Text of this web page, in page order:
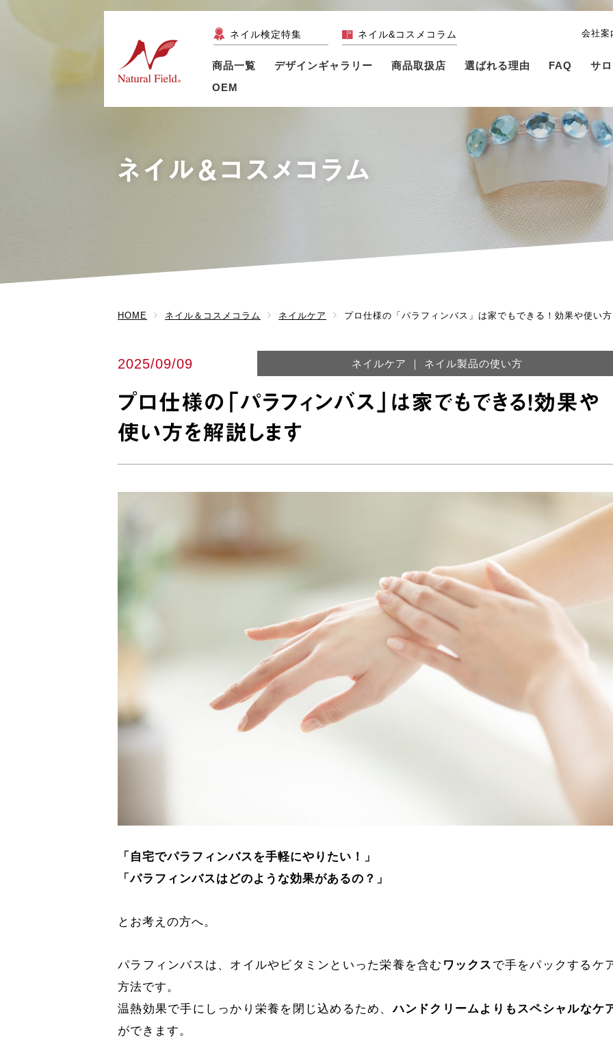
ネイル検定特集 ネイル&コスメコラム 会社案
商品一覧 デザインギャラリー 商品取扱店 選ばれる理由 FAQ
サ
OEM
ネイル＆コスメコラム
HOME ネイル＆コスメコラム ネイルケア プロ仕様の「パラフィンバス」は家でもできる！効果や使い
2025/09/09 ネイルケア ｜ ネイル製品の使い方
プロ仕様の「パラフィンバス」は家でもできる！効果や
使い方を解説します
「自宅でパラフィンバスを手軽にやりたい！」
「パラフィンバスはどのような効果があるの？」
とお考えの方へ。
パラフィンバスは、オイルやビタミンといった栄養を含む ワックス で手をパックするケ
方法です。
温熱効果で手にしっかり栄養を閉じ込めるため、ハンドクリームよりもスペシャルなケ
ができます。